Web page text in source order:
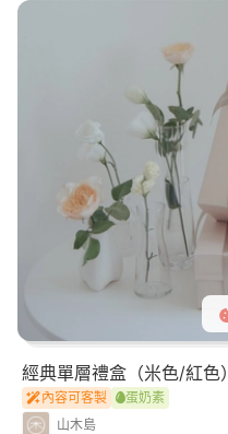
經典單層禮盒（米色/紅色）
內容可客製
蛋奶素
山木島